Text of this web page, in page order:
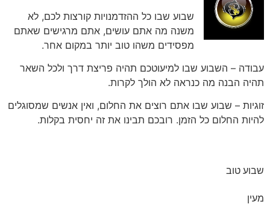
שבוע שבו כל ההזדמנויות קורצות לכם, לא
משנה מה אתם עושים, אתם מרגישים שאתם
מפסידים משהו טוב יותר במקום אחר.
עבודה – השבוע שבו למיעוטכם תהיה פריצת דרך ולכל השאר
תהיה הבנה מה כנראה לא הולך לקרות.
זוגיות – שבוע שבו אתם רוצים את החלום, ואין אנשים שמסוגלים
להיות החלום כל הזמן. רובכם תבינו את זה יחסית בקלות.
שבוע טוב
מעין